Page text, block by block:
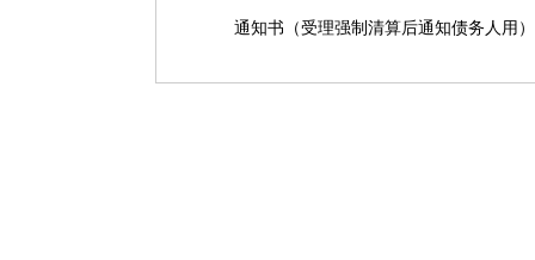
通知书（受理强制清算后通知债务人用